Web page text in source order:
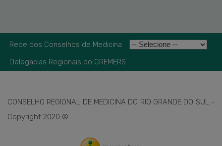
Rede dos Conselhos de Medicina
Delegacias Regionais do CREMERS
CONSELHO REGIONAL DE MEDICINA DO RIO GRANDE DO SUL -
Copyright 2020 ©